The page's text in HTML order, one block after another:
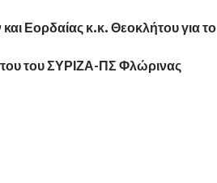
Εορδαίας κ.κ. Θεοκλήτου για το
του ΣΥΡΙΖΑ-ΠΣ Φλώρινας